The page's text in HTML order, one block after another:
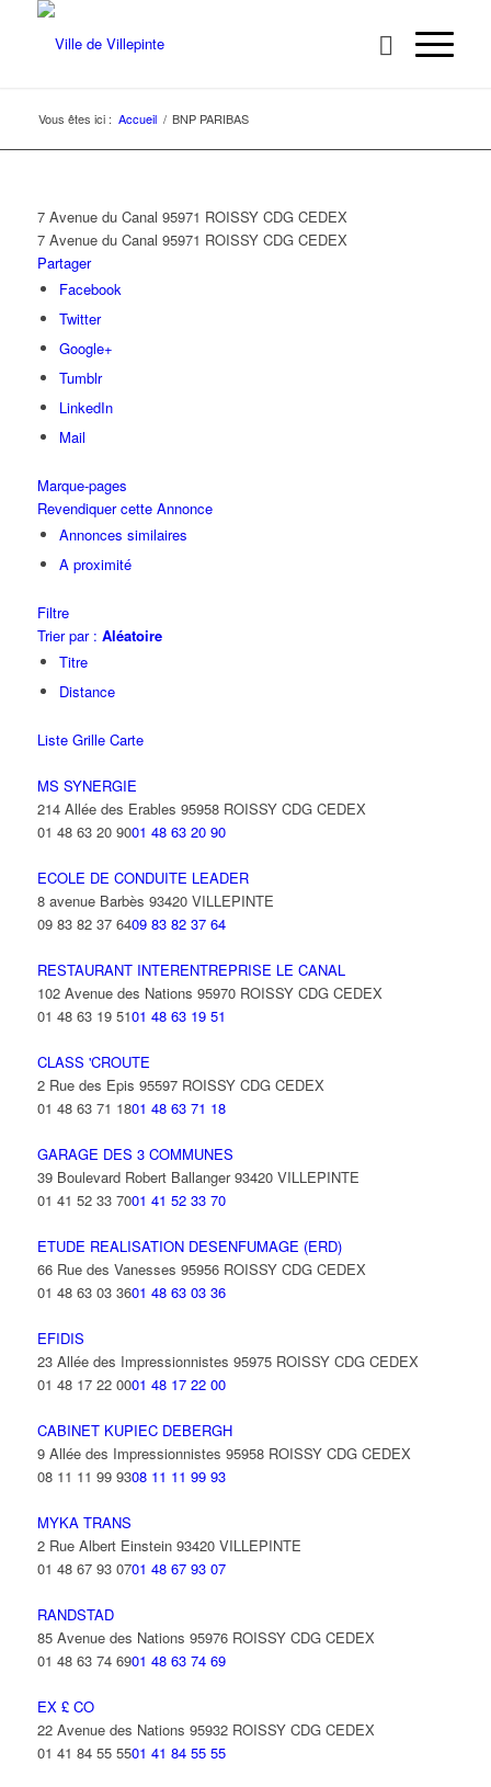
Vous êtes ici : Accueil / BNP PARIBAS
7 Avenue du Canal 95971 ROISSY CDG CEDEX
7 Avenue du Canal 95971 ROISSY CDG CEDEX
Partager
Facebook
Twitter
Google+
Tumblr
LinkedIn
Mail
Marque-pages
Revendiquer cette Annonce
Annonces similaires
A proximité
Filtre
Trier par : Aléatoire
Titre
Distance
Liste Grille Carte
MS SYNERGIE
214 Allée des Erables 95958 ROISSY CDG CEDEX
01 48 63 20 9001 48 63 20 90
ECOLE DE CONDUITE LEADER
8 avenue Barbès 93420 VILLEPINTE
09 83 82 37 6409 83 82 37 64
RESTAURANT INTERENTREPRISE LE CANAL
102 Avenue des Nations 95970 ROISSY CDG CEDEX
01 48 63 19 5101 48 63 19 51
CLASS 'CROUTE
2 Rue des Epis 95597 ROISSY CDG CEDEX
01 48 63 71 1801 48 63 71 18
GARAGE DES 3 COMMUNES
39 Boulevard Robert Ballanger 93420 VILLEPINTE
01 41 52 33 7001 41 52 33 70
ETUDE REALISATION DESENFUMAGE (ERD)
66 Rue des Vanesses 95956 ROISSY CDG CEDEX
01 48 63 03 3601 48 63 03 36
EFIDIS
23 Allée des Impressionnistes 95975 ROISSY CDG CEDEX
01 48 17 22 0001 48 17 22 00
CABINET KUPIEC DEBERGH
9 Allée des Impressionnistes 95958 ROISSY CDG CEDEX
08 11 11 99 9308 11 11 99 93
MYKA TRANS
2 Rue Albert Einstein 93420 VILLEPINTE
01 48 67 93 0701 48 67 93 07
RANDSTAD
85 Avenue des Nations 95976 ROISSY CDG CEDEX
01 48 63 74 6901 48 63 74 69
EX £ CO
22 Avenue des Nations 95932 ROISSY CDG CEDEX
01 41 84 55 5501 41 84 55 55